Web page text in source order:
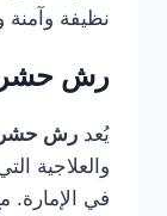
نظيفة وآمنة
رش
يُعد رش
والعلاجية
في الإمارة.